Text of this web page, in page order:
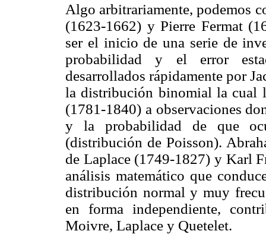
Algo arbitrariamente, podemos
(1623-1662) y Pierre Fermat
ser el inicio de una serie de
probabilidad y el error
desarrollados rápidamente por
la distribución binomial la cual
(1781-1840) a observaciones
y la probabilidad de que
(distribución de Poisson).
de Laplace (1749-1827) y Karl
análisis matemático que
distribución normal y muy
en forma independiente,
Moivre, Laplace y Quetelet.